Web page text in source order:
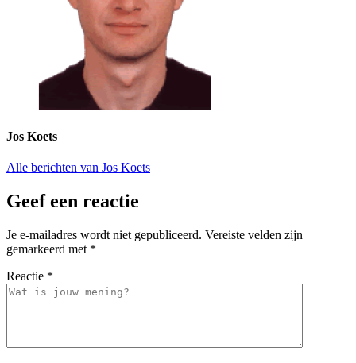
Jos Koets
Alle berichten van Jos Koets
Geef een reactie
Je e-mailadres wordt niet gepubliceerd. Vereiste velden zijn
gemarkeerd met *
Reactie *